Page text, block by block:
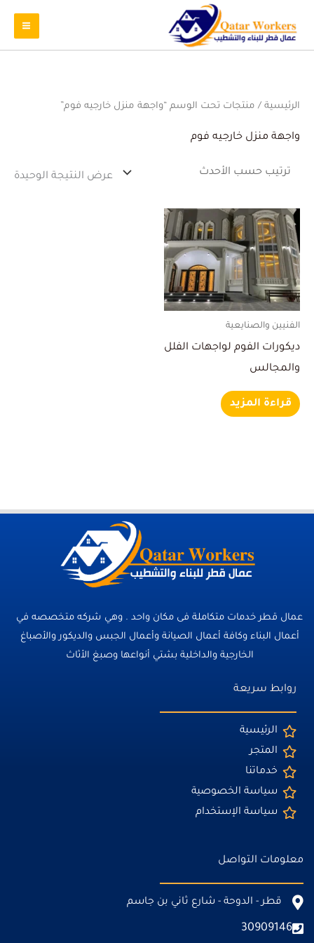
الرئيسية / منتجات تحت الوسم “واجهة منزل خارجيه فوم”
واجهة منزل خارجيه فوم
عرض النتيجة الوحيدة
الفنيين والصنايعية
ديكورات الفوم لواجهات الفلل
والمجالس
قراءة المزيد
عمال قطر خدمات متكاملة فى مكان واحد . وهي شركه متخصصه في
أعمال البناء وكافة أعمال الصيانة وأعمال الجبس والديكور والأصباغ
الخارجية والداخلية بشتي أنواعها وصبغ الأثاث
روابط سريعة
الرئيسية
المتجر
خدماتنا
سياسة الخصوصية
سياسة الإستخدام
معلومات التواصل
قطر - الدوحة - شارع ثاني بن جاسم
30909146